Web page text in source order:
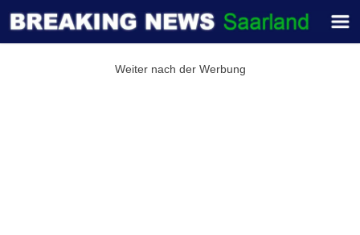
Weiter nach der Werbung